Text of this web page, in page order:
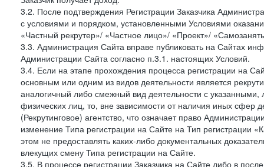
3.2. После подтверждения Регистрации Заказчика
с условиями и порядком, установленными Условиями
«Частный рекрутер»/ «Частное лицо»/ «Проект»/
3.3. Администрация Сайта вправе публиковать на Сайтах
Администрации Сайта согласно п.3.1. настоящих Условий.
3.4. Если на этапе прохождения процесса регистрации на
основным или одним из видов деятельности является
аналогичный либо смежный вид деятельности с
физических лиц, то, вне зависимости от наличия иных сфер
(Рекрутинговое) агентство, что означает право
изменение Типа регистрации на Сайте на Тип регистрации
этом не предоставлять каких-либо документальных
влекущих смену Типа регистрации на Сайте.
3.5. В процессе регистрации Заказчика на Сайте либо в